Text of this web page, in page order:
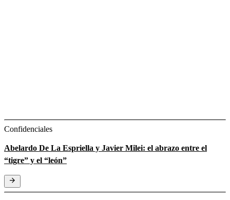
Confidenciales
Abelardo De La Espriella y Javier Milei: el abrazo entre el
“tigre” y el “león”